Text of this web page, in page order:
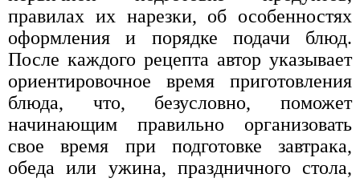
правилах их нарезки, об особенностях
оформления и порядке подачи блюд.
После каждого рецепта автор указывает
ориентировочное время приготовления
блюда, что, безусловно, поможет
начинающим правильно организовать
свое время при подготовке завтрака,
обеда или ужина, праздничного стола,